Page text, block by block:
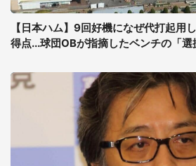
【日本ハム】9回好機になぜ代打起用
得点...球団OBが指摘したベンチの「選